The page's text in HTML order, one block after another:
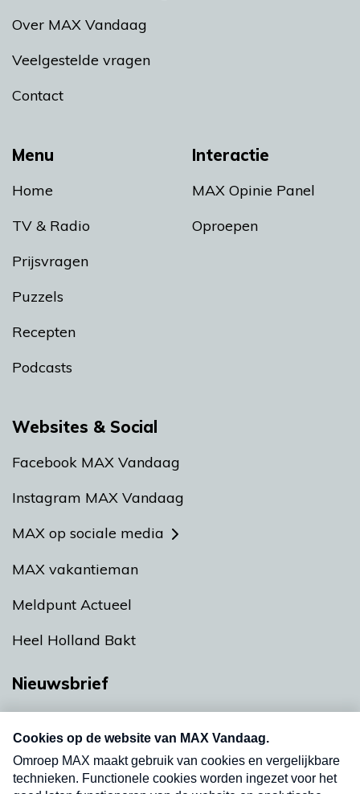
Menu
Home
TV & Radio
Prijsvragen
Puzzels
Recepten
Podcasts
Interactie
MAX Opinie Panel
Oproepen
Over MAX Vandaag
Veelgestelde vragen
Contact
Websites & Social
Facebook MAX Vandaag
Instagram MAX Vandaag
MAX op sociale media
MAX vakantieman
Meldpunt Actueel
Heel Holland Bakt
Nieuwsbrief
nieuwsbrief. Elke vrijdag- en dinsdagochtend in
uw mailbox.